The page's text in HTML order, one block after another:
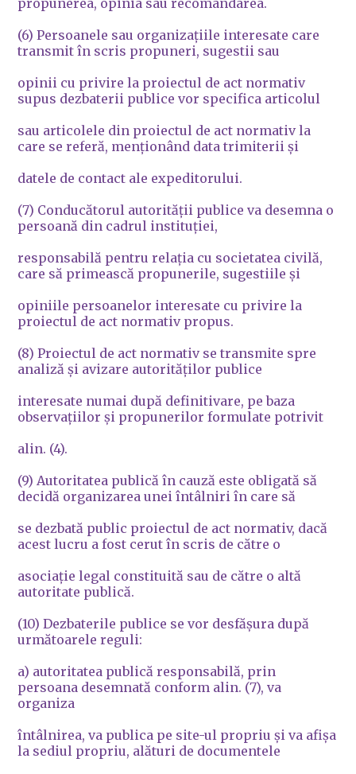
propunerea, opinia sau recomandarea.
(6) Persoanele sau organizaţiile interesate care
transmit în scris propuneri, sugestii sau
opinii cu privire la proiectul de act normativ
supus dezbaterii publice vor specifica articolul
sau articolele din proiectul de act normativ la
care se referă, menţionând data trimiterii şi
datele de contact ale expeditorului.
(7) Conducătorul autorităţii publice va desemna o
persoană din cadrul instituţiei,
responsabilă pentru relaţia cu societatea civilă,
care să primească propunerile, sugestiile şi
opiniile persoanelor interesate cu privire la
proiectul de act normativ propus.
(8) Proiectul de act normativ se transmite spre
analiză şi avizare autorităţilor publice
interesate numai după definitivare, pe baza
observaţiilor şi propunerilor formulate potrivit
alin. (4).
(9) Autoritatea publică în cauză este obligată să
decidă organizarea unei întâlniri în care să
se dezbată public proiectul de act normativ, dacă
acest lucru a fost cerut în scris de către o
asociaţie legal constituită sau de către o altă
autoritate publică.
(10) Dezbaterile publice se vor desfăşura după
următoarele reguli:
a) autoritatea publică responsabilă, prin
persoana desemnată conform alin. (7), va
organiza
întâlnirea, va publica pe site-ul propriu şi va afişa
la sediul propriu, alături de documentele